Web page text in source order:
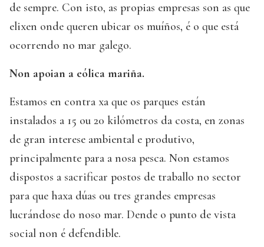
de sempre. Con isto, as propias empresas son as que
elixen onde queren ubicar os muíños, é o que está
ocorrendo no mar galego.
Non apoian a eólica mariña.
Estamos en contra xa que os parques están
instalados a 15 ou 20 kilómetros da costa, en zonas
de gran interese ambiental e produtivo,
principalmente para a nosa pesca. Non estamos
dispostos a sacrificar postos de traballo no sector
para que haxa dúas ou tres grandes empresas
lucrándose do noso mar. Dende o punto de vista
social non é defendible.